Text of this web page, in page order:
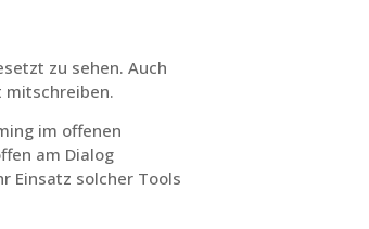
zu sehen. Auch
mitschreiben.
im offenen
am Dialog
Einsatz solcher Tools